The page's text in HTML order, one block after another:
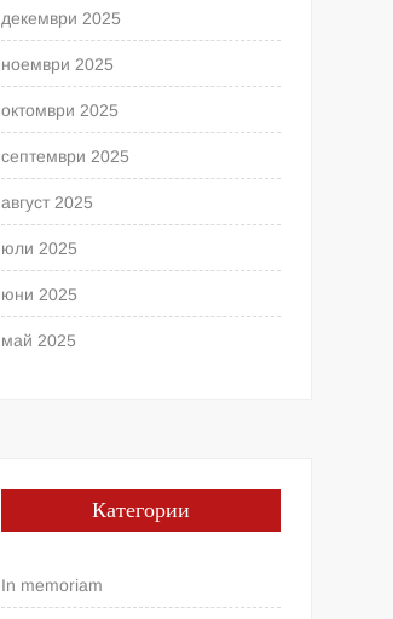
декември 2025
ноември 2025
октомври 2025
септември 2025
август 2025
юли 2025
юни 2025
май 2025
Категории
In memoriam